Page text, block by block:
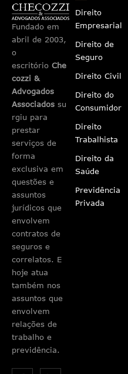
Fundado em
abril de 2003,
o
escritório Che
cozzi &
Advogados
Associados su
rgiu para
prestar
serviços de
forma
exclusiva em
questões e
assuntos
jurídicos que
envolvem
contratos de
seguros e
correlatos. E
hoje atua
também nos
assuntos que
envolvem
relações de
trabalho e
previdência.
Direito
Empresarial
Direito de
Seguro
Direito Civil
Direito do
Consumidor
Direito
Trabalhista
Direito da
Saúde
Previdência
Privada